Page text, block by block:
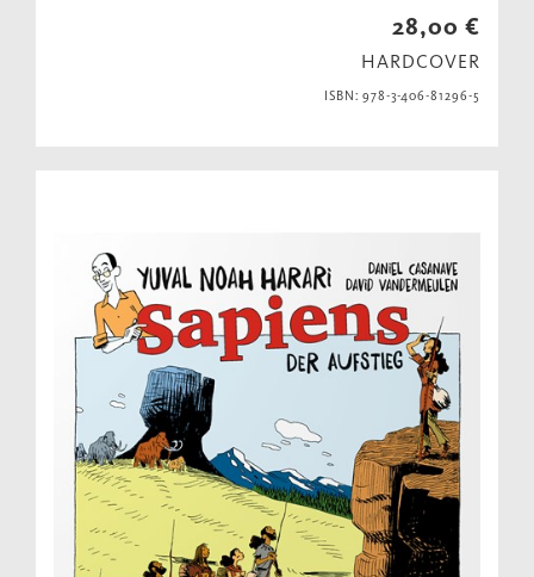
28,00 €
HARDCOVER
ISBN: 978-3-406-81296-5